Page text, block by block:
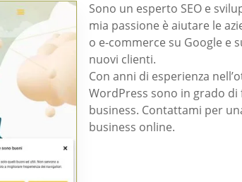
Sono un esperto SEO e
mia passione è aiutare le
o e-commerce su Google
nuovi clienti.
Con anni di esperienza
WordPress sono in grado
business. Contattami per
business online.